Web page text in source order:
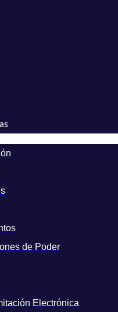
de Poder
Electrónica